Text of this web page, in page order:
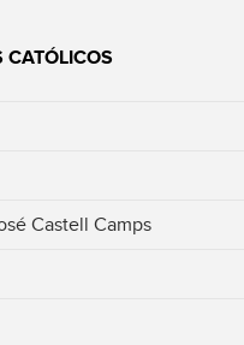
CATÓLICOS
Castell Camps